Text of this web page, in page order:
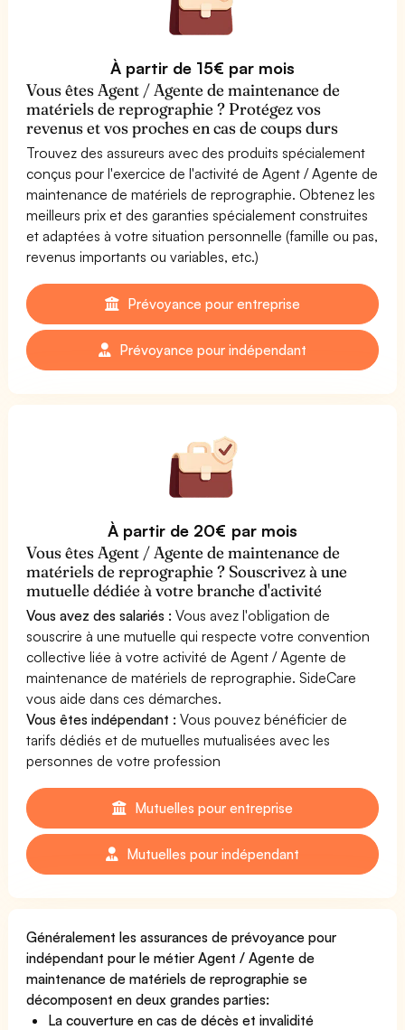
À partir de 15€ par mois
Vous êtes Agent / Agente de maintenance de
matériels de reprographie ? Protégez vos
revenus et vos proches en cas de coups durs
Trouvez des assureurs avec des produits spécialement
conçus pour l'exercice de l'activité de Agent / Agente de
maintenance de matériels de reprographie. Obtenez les
meilleurs prix et des garanties spécialement construites
et adaptées à votre situation personnelle (famille ou pas,
revenus importants ou variables, etc.)
Prévoyance pour entreprise
Prévoyance pour indépendant
À partir de 20€ par mois
Vous êtes Agent / Agente de maintenance de
matériels de reprographie ? Souscrivez à une
mutuelle dédiée à votre branche d'activité
Vous avez des salariés : Vous avez l'obligation de
souscrire à une mutuelle qui respecte votre convention
collective liée à votre activité de Agent / Agente de
maintenance de matériels de reprographie. SideCare
vous aide dans ces démarches.
Vous êtes indépendant : Vous pouvez bénéficier de
tarifs dédiés et de mutuelles mutualisées avec les
personnes de votre profession
Mutuelles pour entreprise
Mutuelles pour indépendant
Généralement les assurances de prévoyance pour
indépendant pour le métier Agent / Agente de
maintenance de matériels de reprographie se
décomposent en deux grandes parties:
La couverture en cas de décès et invalidité